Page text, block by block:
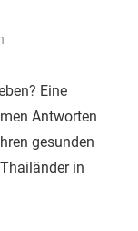
Eine
Antworten
gesunden
in